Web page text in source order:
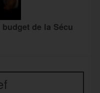
de la Sécu